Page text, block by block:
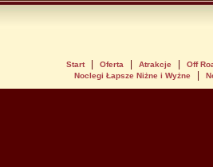
Start Oferta Atrakcje Off
Noclegi Łapsze Niżne i Wyżne